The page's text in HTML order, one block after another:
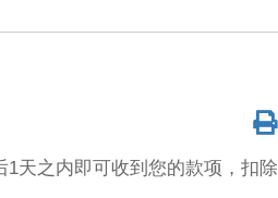
天之内即可收到您的款项，扣除